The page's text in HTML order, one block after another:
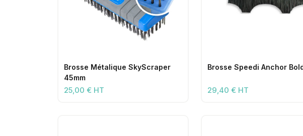
Brosse Métalique SkyScraper
45mm
25,00 € HT
Brosse Speedi Anchor
29,40 € HT